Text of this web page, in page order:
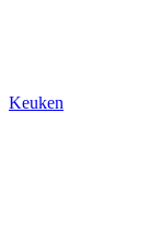
Keuken